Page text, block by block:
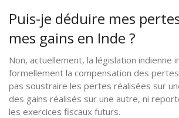
Puis-je déduire mes
mes gains en Inde ?
Non, actuellement, la législation indienne
formellement la compensation des
pas soustraire les pertes réalisées sur
des gains réalisés sur une autre, ni
les exercices fiscaux futurs.